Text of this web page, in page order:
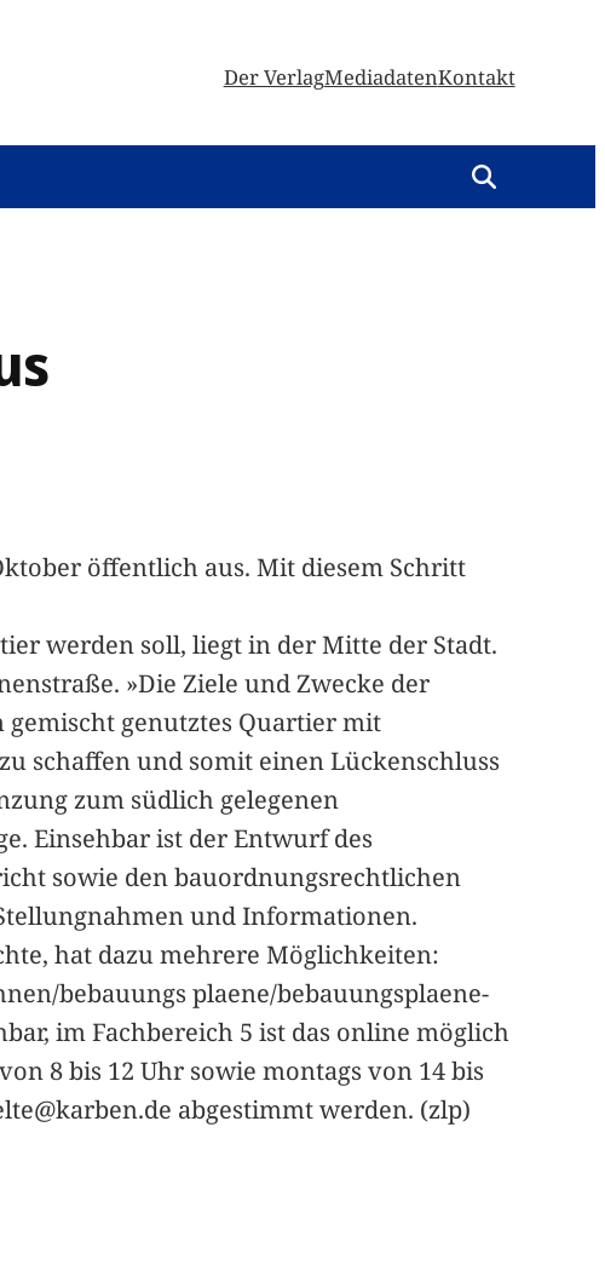
Der VerlagMediadatenKontakt
öffentlich aus. Mit diesem Schritt
werden soll, liegt in der Mitte der Stadt.
»Die Ziele und Zwecke der
genutztes Quartier mit
schaffen und somit einen Lückenschluss
zum südlich gelegenen
Einsehbar ist der Entwurf des
sowie den bauordnungsrechtlichen
und Informationen.
hat dazu mehrere Möglichkeiten:
bebauungs plaene/bebauungsplaene-
im Fachbereich 5 ist das online möglich
8 bis 12 Uhr sowie montags von 14 bis
abgestimmt werden. (zlp)